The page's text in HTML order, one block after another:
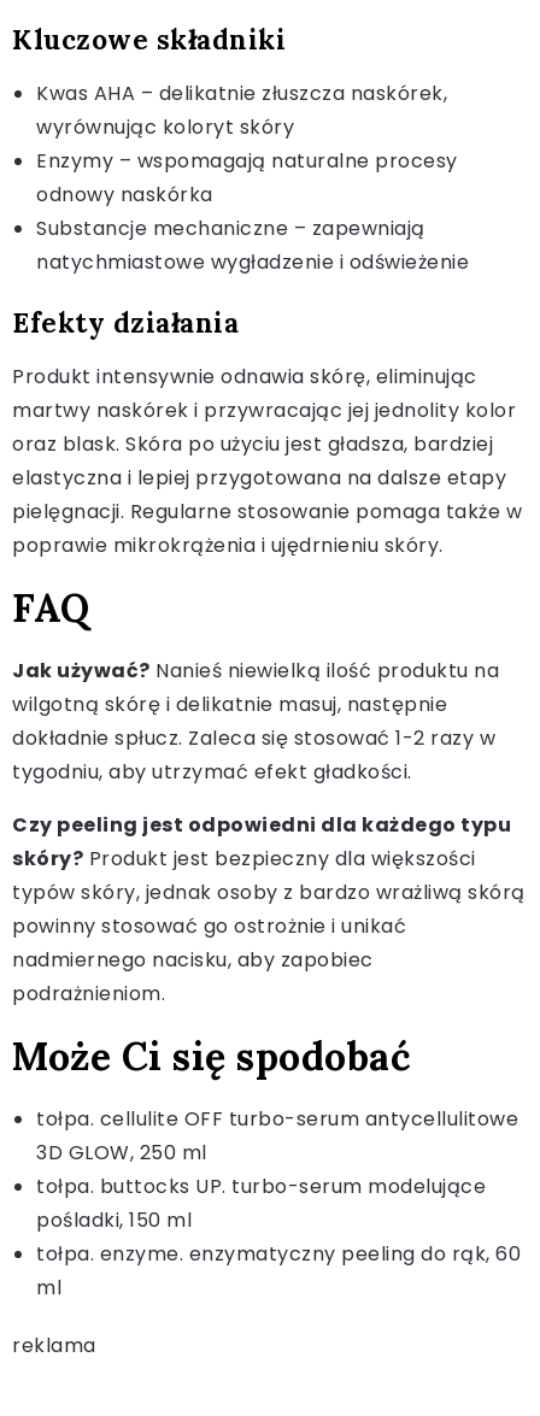
Kluczowe składniki
Kwas AHA – delikatnie złuszcza naskórek,
wyrównując koloryt skóry
Enzymy – wspomagają naturalne procesy
odnowy naskórka
Substancje mechaniczne – zapewniają
natychmiastowe wygładzenie i odświeżenie
Efekty działania
Produkt intensywnie odnawia skórę, eliminując
martwy naskórek i przywracając jej jednolity kolor
oraz blask. Skóra po użyciu jest gładsza, bardziej
elastyczna i lepiej przygotowana na dalsze etapy
pielęgnacji. Regularne stosowanie pomaga także w
poprawie mikrokrążenia i ujędrnieniu skóry.
FAQ
Jak używać? Nanieś niewielką ilość produktu na
wilgotną skórę i delikatnie masuj, następnie
dokładnie spłucz. Zaleca się stosować 1-2 razy w
tygodniu, aby utrzymać efekt gładkości.
Czy peeling jest odpowiedni dla każdego typu
skóry? Produkt jest bezpieczny dla większości
typów skóry, jednak osoby z bardzo wrażliwą skórą
powinny stosować go ostrożnie i unikać
nadmiernego nacisku, aby zapobiec
podrażnieniom.
Może Ci się spodobać
tołpa. cellulite OFF turbo-serum antycellulitowe
3D GLOW, 250 ml
tołpa. buttocks UP. turbo-serum modelujące
pośladki, 150 ml
tołpa. enzyme. enzymatyczny peeling do rąk, 60
ml
reklama